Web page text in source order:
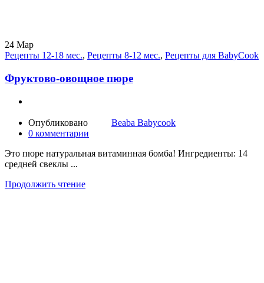
24 Мар
Рецепты 12-18 мес., Рецепты 8-12 мес., Рецепты для BabyCook
Фруктово-овощное пюре
Опубликовано
Beaba Babycook
0 комментарии
Это пюре натуральная витаминная бомба! Ингредиенты: 14
средней свеклы ...
Продолжить чтение